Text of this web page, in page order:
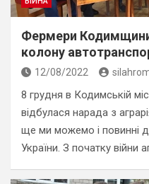
Фермери
колону
12/08/2022
8 грудня в Кодимській
відбулася нарада з
ще ми можемо і повинні
України. З початку війни